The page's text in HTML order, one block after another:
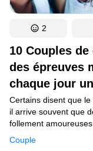
10 Couples
des épreuves
chaque jour
Couple
Certains disent que le
il arrive souvent que
follement amoureuses
ensemble, sans
restent fidèles à leur
2